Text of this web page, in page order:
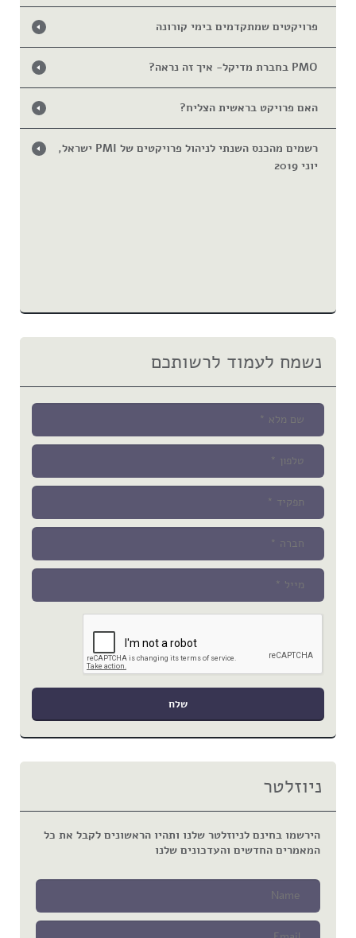
פרויקטים שמתקדמים בימי קורונה
PMO בחברת מדיקל- איך זה נראה?
האם פרויקט בראשית הצליח?
רשמים מהכנס השנתי לניהול פרויקטים של PMI ישראל,
יוני 2019
נשמח לעמוד לרשותכם
ניוזלטר
הירשמו בחינם לניוזלטר שלנו ותהיו הראשונים לקבל את כל
המאמרים החדשים והעדכונים שלנו